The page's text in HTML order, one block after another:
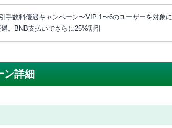
手数料優遇キャンペーン〜VIP 1〜6のユーザーを対象
。BNB支払いでさらに25%割引
ン詳細